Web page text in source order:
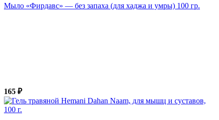
Мыло «Фирдавс» — без запаха (для хаджа и умры) 100 гр.
165 ₽